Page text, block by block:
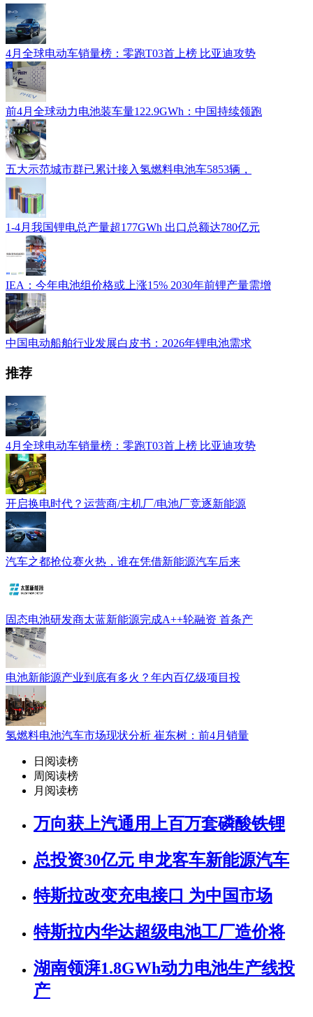
4月全球电动车销量榜：零跑T03首上榜 比亚迪攻势
前4月全球动力电池装车量122.9GWh：中国持续领跑
五大示范城市群已累计接入氢燃料电池车5853辆，
1-4月我国锂电总产量超177GWh 出口总额达780亿元
IEA：今年电池组价格或上涨15% 2030年前锂产量需增
中国电动船舶行业发展白皮书：2026年锂电池需求
推荐
4月全球电动车销量榜：零跑T03首上榜 比亚迪攻势
开启换电时代？运营商/主机厂/电池厂竞逐新能源
汽车之都抢位赛火热，谁在凭借新能源汽车后来
固态电池研发商太蓝新能源完成A++轮融资 首条产
电池新能源产业到底有多火？年内百亿级项目投
氢燃料电池汽车市场现状分析 崔东树：前4月销量
日阅读榜
周阅读榜
月阅读榜
万向获上汽通用上百万套磷酸铁锂
总投资30亿元 申龙客车新能源汽车
特斯拉改变充电接口 为中国市场
特斯拉内华达超级电池工厂造价将
湖南领湃1.8GWh动力电池生产线投
产